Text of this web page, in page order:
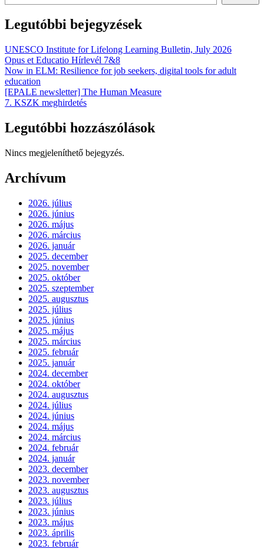
Legutóbbi bejegyzések
UNESCO Institute for Lifelong Learning Bulletin, July 2026
Opus et Educatio Hírlevél 7&8
Now in ELM: Resilience for job seekers, digital tools for adult
education
[EPALE newsletter] The Human Measure
7. KSZK meghirdetés
Legutóbbi hozzászólások
Nincs megjeleníthető bejegyzés.
Archívum
2026. július
2026. június
2026. május
2026. március
2026. január
2025. december
2025. november
2025. október
2025. szeptember
2025. augusztus
2025. július
2025. június
2025. május
2025. március
2025. február
2025. január
2024. december
2024. október
2024. augusztus
2024. július
2024. június
2024. május
2024. március
2024. február
2024. január
2023. december
2023. november
2023. augusztus
2023. július
2023. június
2023. május
2023. április
2023. február